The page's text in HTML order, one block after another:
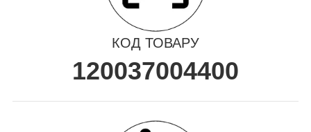
КОД ТОВАРУ
120037004400